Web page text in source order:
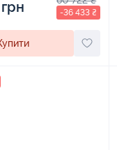
-36 433 ₴